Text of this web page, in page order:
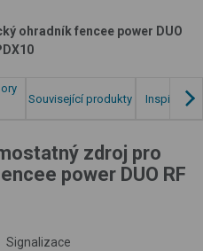
ohradník fencee power DUO
Související produkty Inspirace
zdroj pro
power DUO RF
Signalizace